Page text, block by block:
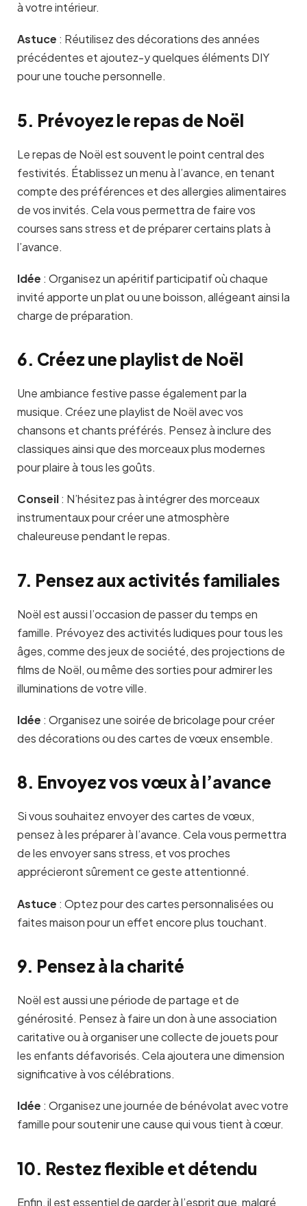
à votre intérieur.
Astuce : Réutilisez des décorations des années
précédentes et ajoutez-y quelques éléments DIY
pour une touche personnelle.
5. Prévoyez le repas de Noël
Le repas de Noël est souvent le point central des
festivités. Établissez un menu à l’avance, en tenant
compte des préférences et des allergies alimentaires
de vos invités. Cela vous permettra de faire vos
courses sans stress et de préparer certains plats à
l’avance.
Idée : Organisez un apéritif participatif où chaque
invité apporte un plat ou une boisson, allégeant ainsi la
charge de préparation.
6. Créez une playlist de Noël
Une ambiance festive passe également par la
musique. Créez une playlist de Noël avec vos
chansons et chants préférés. Pensez à inclure des
classiques ainsi que des morceaux plus modernes
pour plaire à tous les goûts.
Conseil: N’hésitez pas à intégrer des morceaux
instrumentaux pour créer une atmosphère
chaleureuse pendant le repas.
7. Pensez aux activités familiales
Noël est aussi l’occasion de passer du temps en
famille. Prévoyez des activités ludiques pour tous les
âges, comme des jeux de société, des projections de
films de Noël, ou même des sorties pour admirer les
illuminations de votre ville.
Idée : Organisez une soirée de bricolage pour créer
des décorations ou des cartes de vœux ensemble.
8. Envoyez vos vœux à l’avance
Si vous souhaitez envoyer des cartes de vœux,
pensez à les préparer à l’avance. Cela vous permettra
de les envoyer sans stress, et vos proches
apprécieront sûrement ce geste attentionné.
Astuce : Optez pour des cartes personnalisées ou
faites maison pour un effet encore plus touchant.
9. Pensez à la charité
Noël est aussi une période de partage et de
générosité. Pensez à faire un don à une association
caritative ou à organiser une collecte de jouets pour
les enfants défavorisés. Cela ajoutera une dimension
significative à vos célébrations.
Idée : Organisez une journée de bénévolat avec votre
famille pour soutenir une cause qui vous tient à cœur.
10. Restez flexible et détendu
Enfin, il est essentiel de garder à l’esprit que, malgré